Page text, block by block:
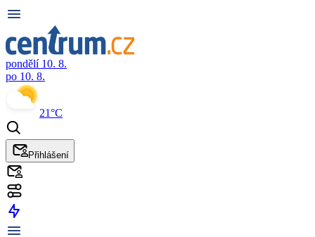
pondělí 10. 8.
po 10. 8.
21°C
Přihlášení